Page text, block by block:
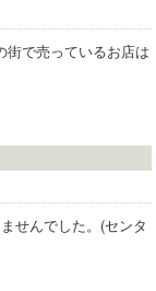
街で売っているお店は
せんでした。(センタ